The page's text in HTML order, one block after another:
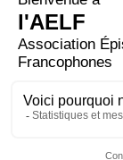
ORAISON
Réveille en ton
fut rempli
fortifiés par le
livrer notre vie